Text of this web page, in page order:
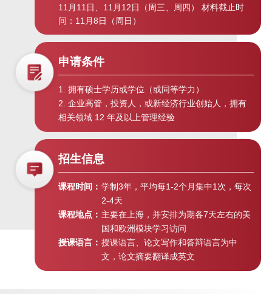
11月11日、11月12日（周三、周四） 材料截止时
间：11月8日（周日）
申请条件
1. 拥有硕士学历或学位（或同等学力）
2. 企业高管，投资人，或新经济行业创始人，拥有
相关领域 12 年及以上管理经验
招生信息
课程时间： 学制3年，平均每1-2个月集中1次，每次
2-4天
课程地点： 主要在上海，并安排为期各7天左右的美
国和欧洲模块学习访问
授课语言： 授课语言、论文写作和答辩语言为中
文，论文摘要翻译成英文
多层次资本市场建设与科技创新暨
SAIF金融EMBA全新升级云发布会 |
“高金E讲堂”
创业板注册制启动与中国资本市场
改革 |“高金E讲堂”第十一期
全球“战疫”下国际局势的发展与走向
| “高金E讲堂”第十期
全球经济震荡下行与中国经济应对
之策 | “高金E讲堂”第九期
后疫情时代金融科技发展与助力实
体经济复苏 | “高金E讲堂”第八期